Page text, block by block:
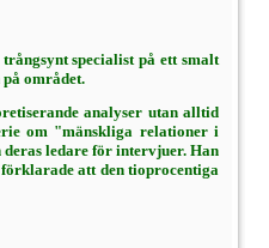
spe­cialist på ett smalt
området.
analyser utan alltid
om "mänskliga relationer i
ledare för intervjuer. Han
att den tioprocentiga